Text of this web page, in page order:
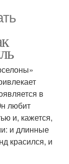
в
любит
и, кажется,
и длинные
красился, и